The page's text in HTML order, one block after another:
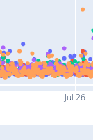
Jul 26